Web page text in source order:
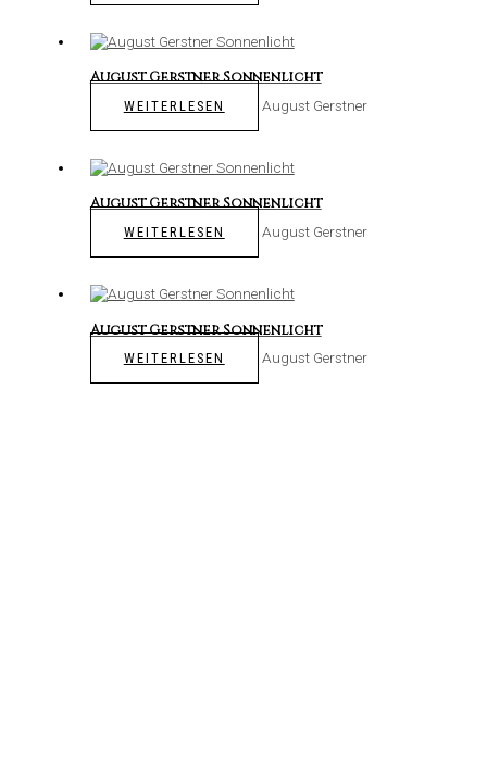
August Gerstner Sonnenlicht
WEITERLESEN August Gerstner
August Gerstner Sonnenlicht
WEITERLESEN August Gerstner
August Gerstner Sonnenlicht
WEITERLESEN August Gerstner